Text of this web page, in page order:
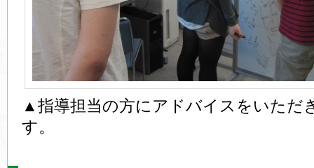
▲指導担当の方にアドバイスをいただ
す。